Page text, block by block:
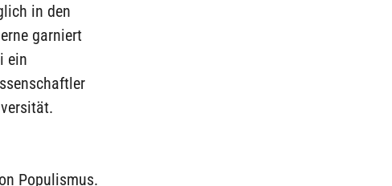
in den
garniert
ein
Populismus.